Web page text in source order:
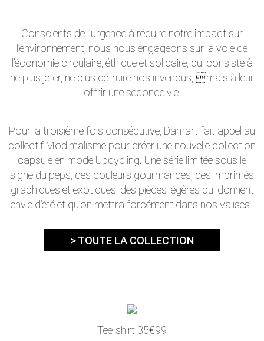
Conscients de l’urgence à réduire notre impact sur
l’environnement, nous nous engageons sur la voie de
l’économie circulaire, éthique et solidaire, qui consiste à
ne plus jeter, ne plus détruire nos invendus, mais à leur
offrir une seconde vie.
Pour la troisième fois consécutive, Damart fait appel au
collectif Modimalisme pour créer une nouvelle collection
capsule en mode Upcycling. Une série limitée sous le
signe du peps, des couleurs gourmandes, des imprimés
graphiques et exotiques, des pièces légères qui donnent
envie d’été et qu’on mettra forcément dans nos valises !
> TOUTE LA COLLECTION
Tee-shirt 35€99